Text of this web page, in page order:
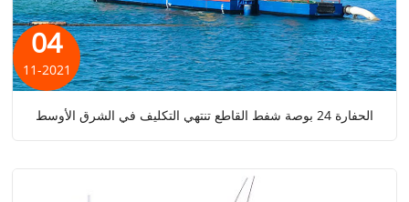
الحفارة 24 بوصة شفط القاطع تنتهي التكليف في الشرق الأوسط
04
11-2021